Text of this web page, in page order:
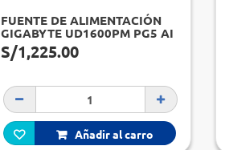
FUENTE DE ALIMENTACIÓN
GIGABYTE UD1600PM PG5 AI
TOP, 80 PLUS PLATINUM,
1600W, FORMATO
S/1,225.00
Añadir al carro